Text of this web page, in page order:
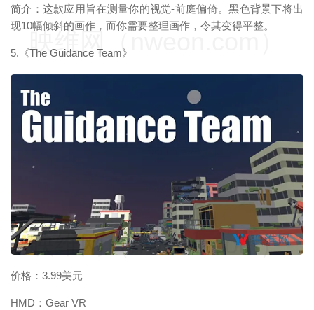
简介：这款应用旨在测量你的视觉-前庭偏倚。黑色背景下将出
现10幅倾斜的画作，而你需要整理画作，令其变得平整。
5.《The Guidance Team》
价格：3.99美元
HMD：Gear VR
映维网（nweon.com）
映维网（nweon.com）